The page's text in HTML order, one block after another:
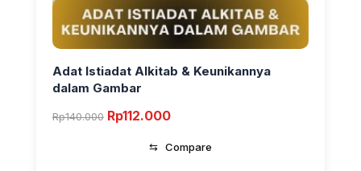
Adat Istiadat Alkitab & Keunikannya
dalam Gambar
Rp140.000 Original
Rp112.000Current
⇆ Compare